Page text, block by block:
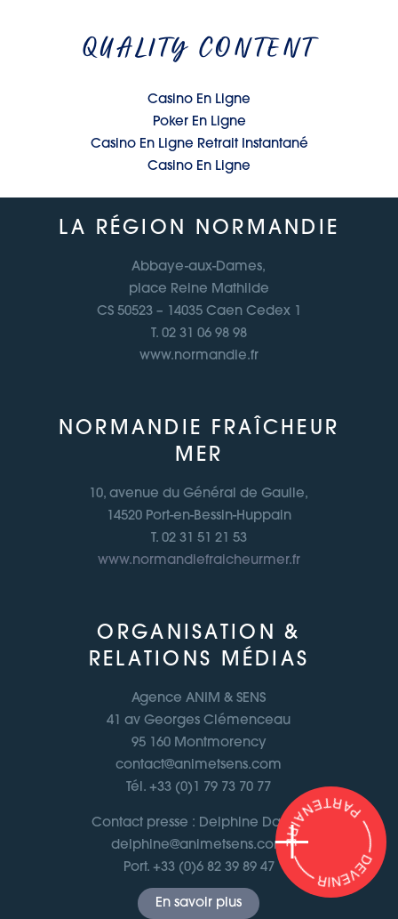
QUALITY CONTENT
Casino En Ligne
Poker En Ligne
Casino En Ligne Retrait Instantané
Casino En Ligne
LA RÉGION NORMANDIE
Abbaye-aux-Dames,
place Reine Mathilde
CS 50523 – 14035 Caen Cedex 1
T. 02 31 06 98 98
www.normandie.fr
NORMANDIE FRAÎCHEUR
MER
10, avenue du Général de Gaulle,
14520 Port-en-Bessin-Huppain
T. 02 31 51 21 53
www.normandiefraicheurmer.fr
ORGANISATION &
RELATIONS MÉDIAS
Agence ANIM & SENS
41 av Georges Clémenceau
95 160 Montmorency
contact@animetsens.com
Tél. +33 (0)1 79 73 70 77
Contact presse : Delphine Daney
delphine@animetsens.com
Port. +33 (0)6 82 39 89 47
En savoir plus